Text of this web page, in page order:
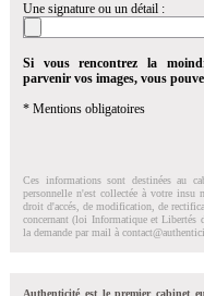
Une signature ou un détail :
Si vous rencontrez la
parvenir vos images, vous
* Mentions obligatoires
Ces informations sont destinées au
personnelle n'est collectée à votre insu
droit d'accés, de modification, de
concernant (loi Informatique et Libertés
la demande par mail à
Authenticité est le premier cabinet